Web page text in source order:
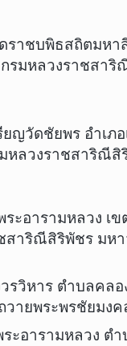
ราชบพิธสถิตมห
รมหลวงราชสา
ญวัดชัยพร อำเ
หลวงราชสาริณี
ระอารามหลวง
สาริณีสิริพัชร ม
วิหาร ตำบลคล
ายพระพรชัยมง
ะอารามหลวง